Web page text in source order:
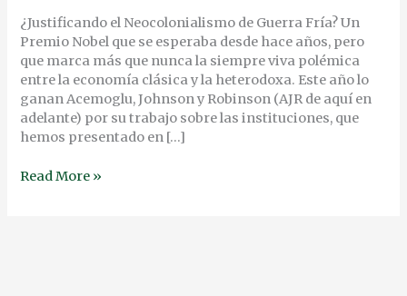
¿Justificando el Neocolonialismo de Guerra Fría? Un
Premio Nobel que se esperaba desde hace años, pero
que marca más que nunca la siempre viva polémica
entre la economía clásica y la heterodoxa. Este año lo
ganan Acemoglu, Johnson y Robinson (AJR de aquí en
adelante) por su trabajo sobre las instituciones, que
hemos presentado en […]
EL
LENTE
DEL
NORTE
Read More »